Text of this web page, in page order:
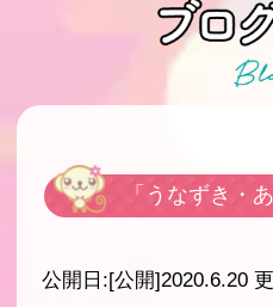
「うなずき・
公開日:[公開]2020.6.20